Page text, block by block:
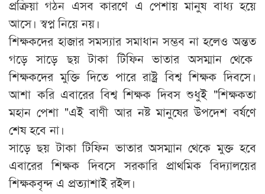
প্রক্রিয়া গঠন এসব কারণে এ পেশায় মানুষ বাধ্য হয়ে
আসে। স্বপ্ন নিয়ে নয়।
শিক্ষকদের হাজার সমস্যার সমাধান সম্ভব না হলেও অন্তত
গড়ে সাড়ে ছয় টাকা টিফিন ভাতার অসম্মান থেকে
শিক্ষকদের মুক্তি দিতে পারে রাষ্ট্র বিশ্ব শিক্ষক দিবসে।
আশা করি এবারের বিশ্ব শিক্ষক দিবস শুধুই "শিক্ষকতা
মহান পেশা "এই বাণী আর নষ্ট মানুষের উপদেশ বর্ষণে
শেষ হবে না।
সাড়ে ছয় টাকা টিফিন ভাতার অসম্মান থেকে মুক্ত হবে
এবারের শিক্ষক দিবসে সরকারি প্রাথমিক বিদ্যালয়ের
শিক্ষকবৃন্দ এ প্রত্যাশাই রইল।